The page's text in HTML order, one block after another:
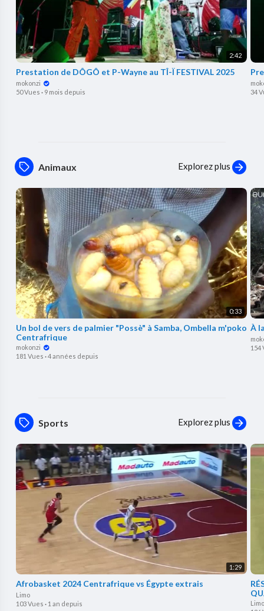
2:42
⁣Prestation de DÔGÔ et P-Wayne au TÎ-Ï FESTIVAL 2025
mokonzi
50 Vues · 9 mois depuis
34
Animaux Explorez plus
0:33
Un bol de vers de palmier "Possè" à Samba, Ombella m'poko
Centrafrique
mokonzi
181 Vues ·4 années depuis
À
154
Sports Explorez plus
1:29
Afrobasket 2024 Centrafrique vs Égypte extrais
Limo
103 Vues · 1 an depuis
Limo